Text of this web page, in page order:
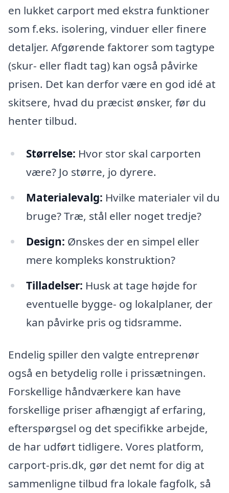
en lukket carport med ekstra funktioner
som f.eks. isolering, vinduer eller finere
detaljer. Afgørende faktorer som tagtype
(skur- eller fladt tag) kan også påvirke
prisen. Det kan derfor være en god idé at
skitsere, hvad du præcist ønsker, før du
henter tilbud.
Størrelse: Hvor stor skal carporten
være? Jo større, jo dyrere.
Materialevalg: Hvilke materialer vil du
bruge? Træ, stål eller noget tredje?
Design: Ønskes der en simpel eller
mere kompleks konstruktion?
Tilladelser: Husk at tage højde for
eventuelle bygge- og lokalplaner, der
kan påvirke pris og tidsramme.
Endelig spiller den valgte entreprenør
også en betydelig rolle i prissætningen.
Forskellige håndværkere kan have
forskellige priser afhængigt af erfaring,
efterspørgsel og det specifikke arbejde,
de har udført tidligere. Vores platform,
carport-pris.dk, gør det nemt for dig at
sammenligne tilbud fra lokale fagfolk, så